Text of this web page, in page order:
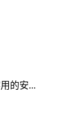
的安...